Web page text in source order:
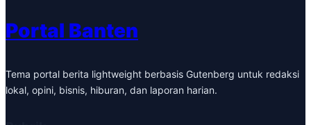
Portal Banten
Tema portal berita lightweight berbasis Gutenberg untuk redaksi
lokal, opini, bisnis, hiburan, dan laporan harian.